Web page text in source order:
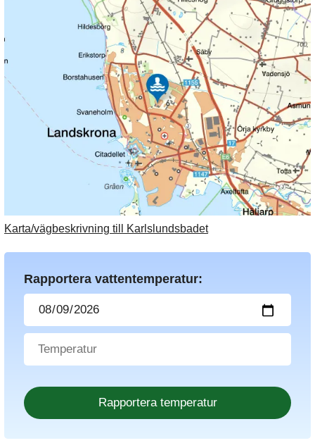
Karta/vägbeskrivning till Karlslundsbadet
Rapportera vattentemperatur: